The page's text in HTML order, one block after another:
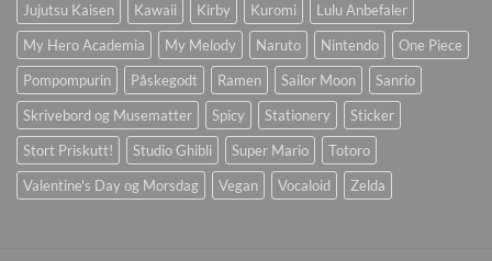
Jujutsu Kaisen
Kawaii Kirby Kuromi
Lulu Anbefaler
My Hero Academia
My Melody Naruto Nintendo
One Piece
Pompompurin
Påskegodt Ramen Sailor Moon
Sanrio
Skrivebord og Musematter
Spicy Stationery
Sticker
Stort Priskutt!
Studio Ghibli Super Mario
Totoro
Valentine's Day og Morsdag
Vegan Vocaloid Zelda